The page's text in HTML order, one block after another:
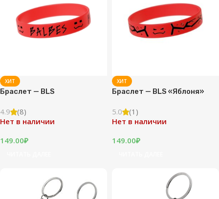
ХИТ
Браслет — BLS
4.9
(8)
Нет в наличии
149.00₽
ХИТ
Браслет — BLS «Яблоня»
5.0
(1)
Нет в наличии
149.00₽